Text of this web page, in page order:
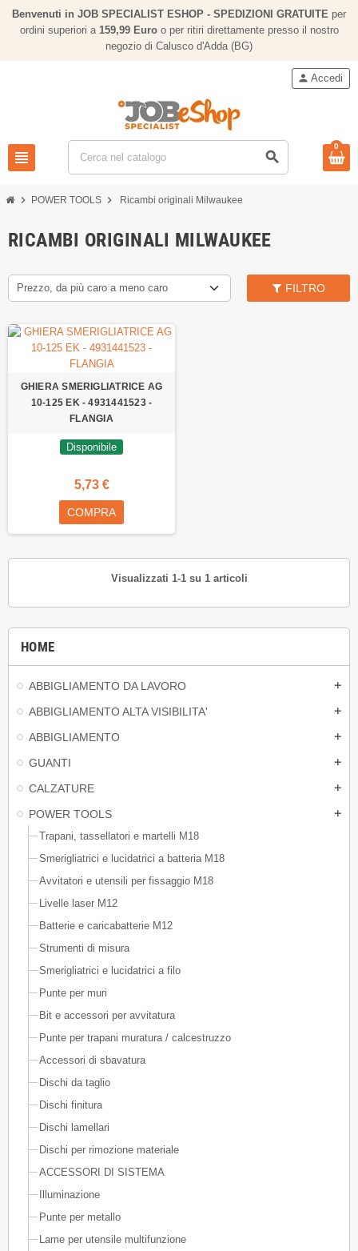
Benvenuti in JOB SPECIALIST ESHOP - SPEDIZIONI GRATUITE per
ordini superiori a 159,99 Euro o per ritiri direttamente presso il nostro
negozio di Calusco d'Adda (BG)
view_headline search
person Accedi
0
chevron_right POWER TOOLS chevron_right Ricambi originali Milwaukee
HOME
ABBIGLIAMENTO DA LAVORO add
ABBIGLIAMENTO ALTA VISIBILITA' add
ABBIGLIAMENTO add
GUANTI add
CALZATURE add
POWER TOOLS add
Trapani, tassellatori e martelli M18
Smerigliatrici e lucidatrici a batteria M18
Avvitatori e utensili per fissaggio M18
Livelle laser M12
Batterie e caricabatterie M12
Strumenti di misura
Smerigliatrici e lucidatrici a filo
Punte per muri
Bit e accessori per avvitatura
Punte per trapani muratura / calcestruzzo
Accessori di sbavatura
Dischi da taglio
Dischi finitura
Dischi lamellari
Dischi per rimozione materiale
ACCESSORI DI SISTEMA
Illuminazione
Punte per metallo
Lame per utensile multifunzione
RICAMBI ORIGINALI MILWAUKEE
Prezzo, da più caro a meno caro FILTRO
GHIERA SMERIGLIATRICE AG
10-125 EK - 4931441523 -
FLANGIA
Disponibile
5,73 €
COMPRA
Visualizzati 1-1 su 1 articoli